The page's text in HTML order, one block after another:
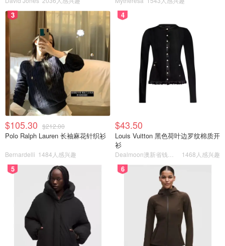
❤️真正的价值投资者，我要学习Eray的思路。Eray喜欢稳定
3
$105.30 $212.00
Polo Ralph Lauren 长袖麻花针织衫
Bernardelli 1484人感兴趣
4
$43.50
Louis Vuitton 黑色荷叶边罗纹棉质开
衫
1468人感兴趣
5 6